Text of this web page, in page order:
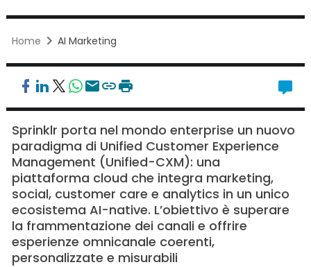
Home AI Marketing
Sprinklr porta nel mondo enterprise un nuovo
paradigma di Unified Customer Experience
Management (Unified-CXM): una
piattaforma cloud che integra marketing,
social, customer care e analytics in un unico
ecosistema AI-native. L’obiettivo è superare
la frammentazione dei canali e offrire
esperienze omnicanale coerenti,
personalizzate e misurabili